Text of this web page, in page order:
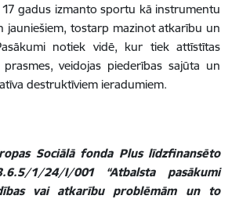
17 gadus izmanto sportu kā instrumentu
jauniešiem, tostarp mazinot atkarību un
notiek vidē, kur tiek attīstītas
veidojas piederības sajūta un
destruktīviem ieradumiem.
Sociālā fonda Plus līdzfinansēto
1/24/I/001 “Atbalsta pasākumi
vai atkarību problēmām un to